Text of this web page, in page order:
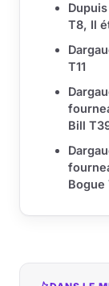
T8, Il
T11
Bill
Bogue